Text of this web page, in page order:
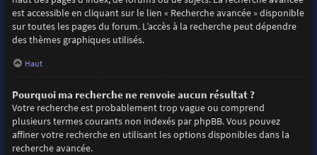
est accessible en cliquant sur le lien « Recherche avancée » disponible
sur toutes les pages du forum. L’accès à la recherche peut dépendre
des thèmes graphiques utilisés.
Haut
Pourquoi ma recherche ne renvoie aucun résultat ?
Votre recherche est probablement trop vague ou comprend
plusieurs termes courants non indexés par phpBB. Vous pouvez
affiner votre recherche en utilisant les options disponibles dans la
recherche avancée.